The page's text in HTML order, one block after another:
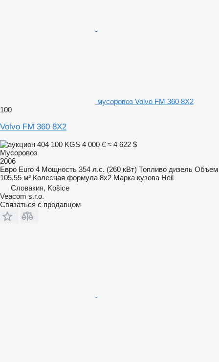
мусоровоз Volvo FM 360 8X2
100
Volvo FM 360 8X2
404 100 KGS 4 000 € ≈ 4 622 $
Мусоровоз
2006
Евро Euro 4 Мощность 354 л.с. (260 кВт) Топливо дизель Объем
105,55 м³ Колесная формула 8x2 Марка кузова Heil
Словакия, Košice
Veacom s.r.o.
Связаться с продавцом